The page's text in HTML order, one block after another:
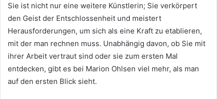
Sie ist nicht nur eine weitere Künstlerin; Sie verkörpert
den Geist der Entschlossenheit und meistert
Herausforderungen, um sich als eine Kraft zu etablieren,
mit der man rechnen muss. Unabhängig davon, ob Sie mit
ihrer Arbeit vertraut sind oder sie zum ersten Mal
entdecken, gibt es bei Marion Ohlsen viel mehr, als man
auf den ersten Blick sieht.